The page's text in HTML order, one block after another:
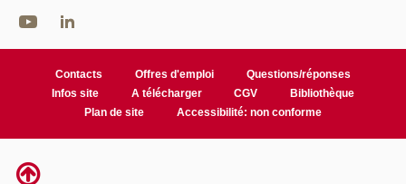
Contacts Offres d'emploi
Questions/réponses
Infos site
A télécharger CGV
Bibliothèque
Plan de site
Accessibilité: non conforme